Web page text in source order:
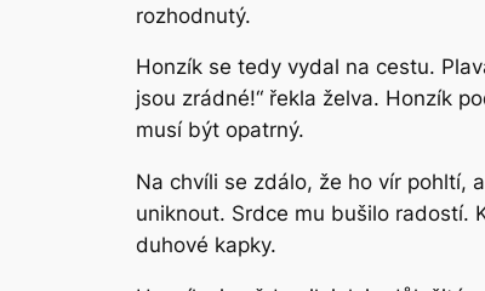
rozhodnutý.
Honzík se tedy vydal na cestu.
jsou zrádné!“ řekla želva. Honzík
musí být opatrný.
Na chvíli se zdálo, že ho vír pohltí,
uniknout. Srdce mu bušilo radostí.
duhové kapky.